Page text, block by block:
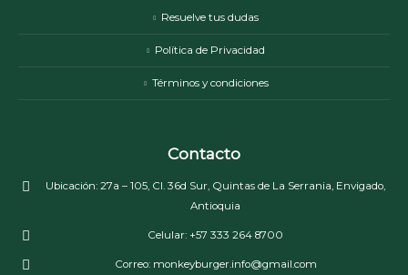
Resuelve tus dudas
Política de Privacidad
Términos y condiciones
Contacto
Ubicación: 27a – 105, Cl. 36d Sur, Quintas de La Serrania, Envigado,
Antioquia
Celular: +57 333 264 8700
Correo: monkeyburger.info@gmail.com